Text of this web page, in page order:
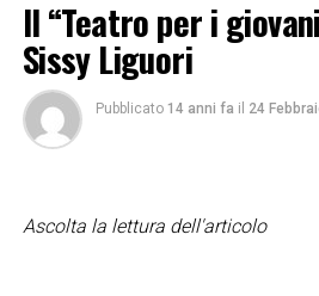
Il “Teatro per i
Sissy Liguori
Pubblicato 14 anni fa il 24
Ascolta la lettura dell'articolo